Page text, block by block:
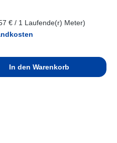
€ / 1 Laufende(r) Meter)
den gewünschten
In den Warenkorb